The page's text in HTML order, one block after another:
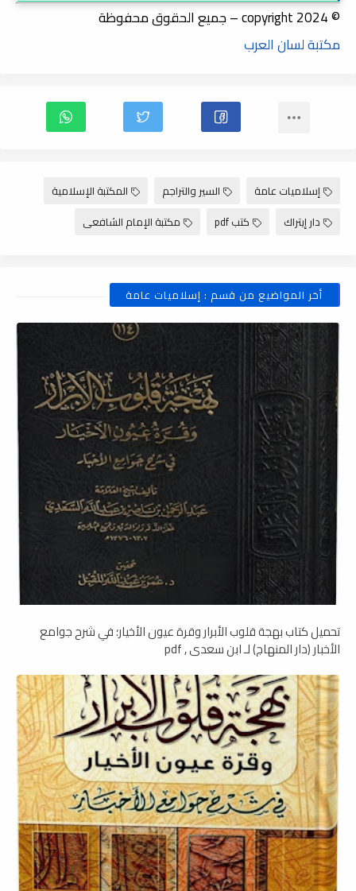
© copyright 2024 – جميع الحقوق محفوظة
مكتبة لسان العرب
إسلاميات عامة السير والتراجم
المكتبة الإسلامية
دار إيتراك
كتب pdf مكتبة الإمام الشافعى
أخر المواضيع من قسم : إسلاميات عامة
تحميل كتاب بهجة قلوب الأبرار وقرة عيون الأخيار؛ في شرح جوامع
الأخبار (دار المنهاج) لـ ابن سعدي , pdf